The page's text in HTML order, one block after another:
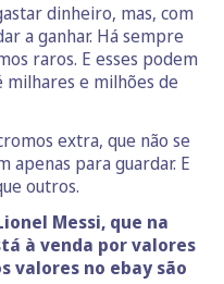
dinheiro, mas, com
a ganhar. Há sempre
raros. E esses podem
milhares e milhões de
extra, que não se
apenas para guardar. E
outros.
Messi, que na
à venda por valores
valores no ebay são